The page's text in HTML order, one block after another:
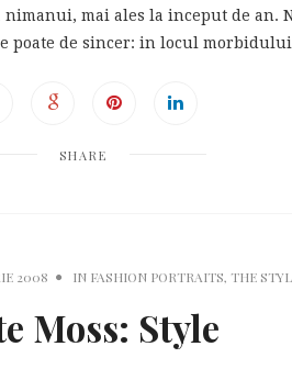
mai ales la inceput de an.
de sincer: in locul
SHARE
2008 IN FASHION PORTRAITS, THE
Moss: Style